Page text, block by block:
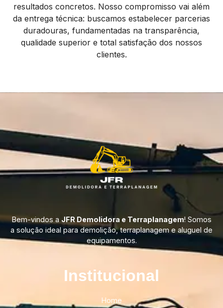
resultados concretos. Nosso compromisso vai além
da entrega técnica: buscamos estabelecer parcerias
duradouras, fundamentadas na transparência,
qualidade superior e total satisfação dos nossos
clientes.
Bem-vindos a JFR Demolidora e Terraplanagem! Somos
a solução ideal para demolição, terraplanagem e aluguel de
equipamentos.
Institucional​
Home